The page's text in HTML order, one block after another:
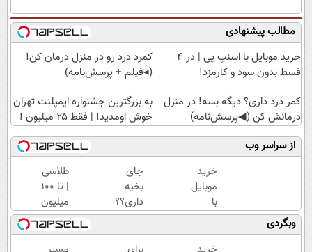
مطالب پیشنهادی
خرید موبایل با اسنپ پی | در ۴
قسط بدون سود و کارمزد!
کمرد درد رو در منزل درمان کن!
(◂فیلم + پرسش‌نامه)
کمر درد داری؟ دیگه بسه! در منزل
درمانش کن (◀پرسش‌نامه)
به بزرگترین جشنواره ایمپلنت تهران
خوش اومدید! | فقط ۲۵ میلیون !
از سراسر وب
خرید
موبایل
با
اسنپ
پی | در
۴
جای
بخیه
داری؟؟
فقط در
3 هفته
ترمیمش
طلاسی
| تا 100
میلیون
وام
آنی
خرید
وبگردی